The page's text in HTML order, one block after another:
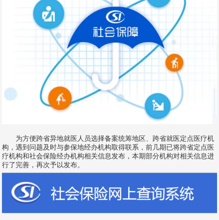
为方便跨省异地就医人员选择备案统筹地区、跨省就医定点医疗机
构，遇到问题及时与参保地经办机构取得联系，前几期已将跨省定点医
疗机构和社会保险经办机构相关信息发布，本期部分机构对相关信息进
行了完善，再次予以发布。